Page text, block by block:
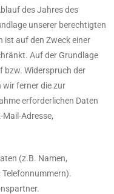
des Jahres des
unserer berechtigten
ist auf den Zweck einer
Auf der Grundlage
bzw. Widerspruch der
wir ferner die zur
erforderlichen Daten
Adresse,
(z.B. Namen,